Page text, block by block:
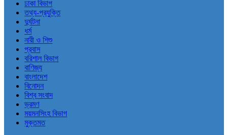
ঢাকা বিভাগ
তথ্য-প্রযুক্তি
দুর্ঘটনা
ধর্ম
নারী ও শিশু
প্রবাস
বরিশাল বিভাগ
বাণিজ্য
বাংলাদেশ
বিনোদন
বিশ্ব সংবাদ
ভ্রমণ
ময়মনসিংহ বিভাগ
মুক্তমত